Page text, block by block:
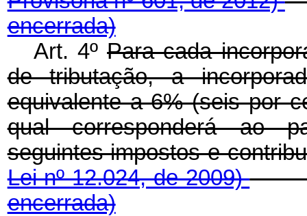
encerrada)
Art. 4ºPara cada
de tributação, a
equivalente a 6% (seis por
qual corresponderá ao
seguintes impostos e
Lei nº 12.024, de 2009)
encerrada)